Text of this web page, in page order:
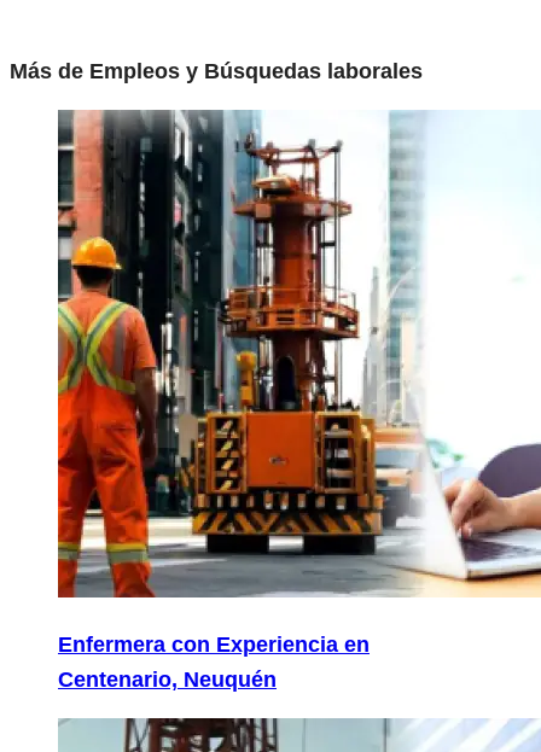
Más de Empleos y Búsquedas laborales
Enfermera con Experiencia en
Centenario, Neuquén